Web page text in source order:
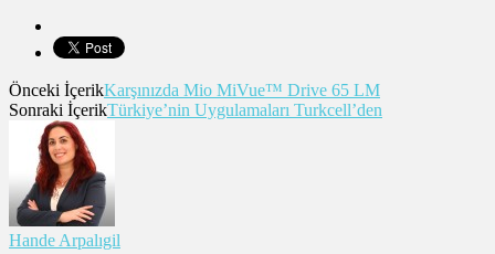
Önceki İçerikKarşınızda Mio MiVue™ Drive 65 LM
Sonraki İçerikTürkiye’nin Uygulamaları Turkcell’den
Hande Arpalıgil